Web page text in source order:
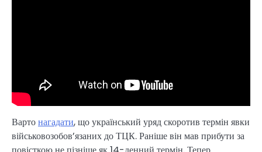
Вартонагадати, що український уряд скоротив термін явки
військовозобов’язаних до ТЦК. Раніше він мав прибути за